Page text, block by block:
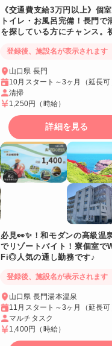
《交通費支給3万円以上》個
トイレ・お風呂完備！長門で
を探している方にチャンス。
友達と応募できます
登録後、施設名が表示されます
山口県 長門
10月スタート～3ヶ月（延長可
清掃
1,250円 （時給）
詳細を見る
必見👀✨！和モダンの高級温
でリゾートバイト！寮個室で
Fi◎人気の通し勤務です♪
登録後、施設名が表示されます
山口県 長門湯本温泉
11月スタート～3ヶ月（延長可
マルチタスク
1,400円
（時給）